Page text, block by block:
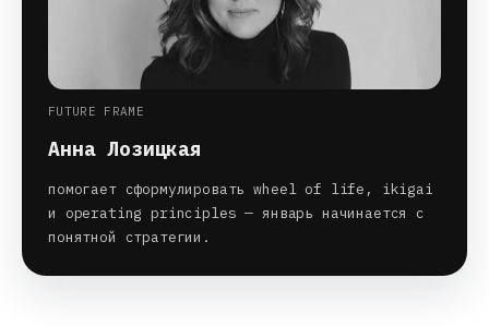
FUTURE FRAME
Анна Лозицкая
помогает сформулировать wheel of life, ikigai
и operating principles — январь начинается с
понятной стратегии.